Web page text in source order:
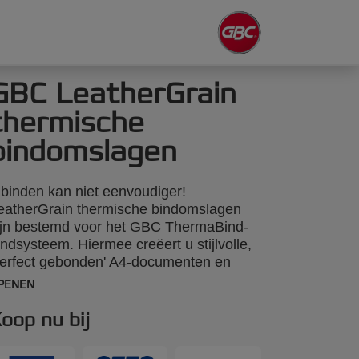
LeatherGrain
kan niet eenvoudiger!
thermische bindomslagen
bestemd voor het GBC ThermaBind-
Hiermee creëert u stijlvolle,
gebonden' A4-documenten en
Met een transparante pvc-
achterkant. Kleur:
Rug: 1,5 mm. Geschikt
nu bij